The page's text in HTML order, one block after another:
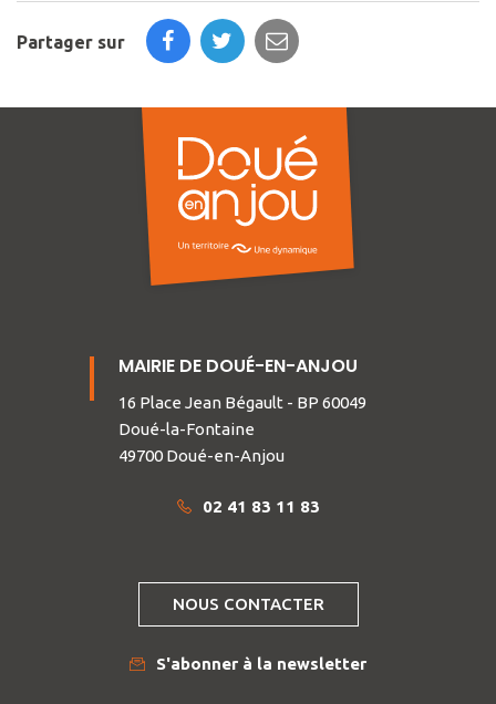
Partager sur
MAIRIE DE DOUÉ-EN-ANJOU
16 Place Jean Bégault - BP 60049
Doué-la-Fontaine
49700 Doué-en-Anjou
02 41 83 11 83
NOUS CONTACTER
S'abonner à la newsletter